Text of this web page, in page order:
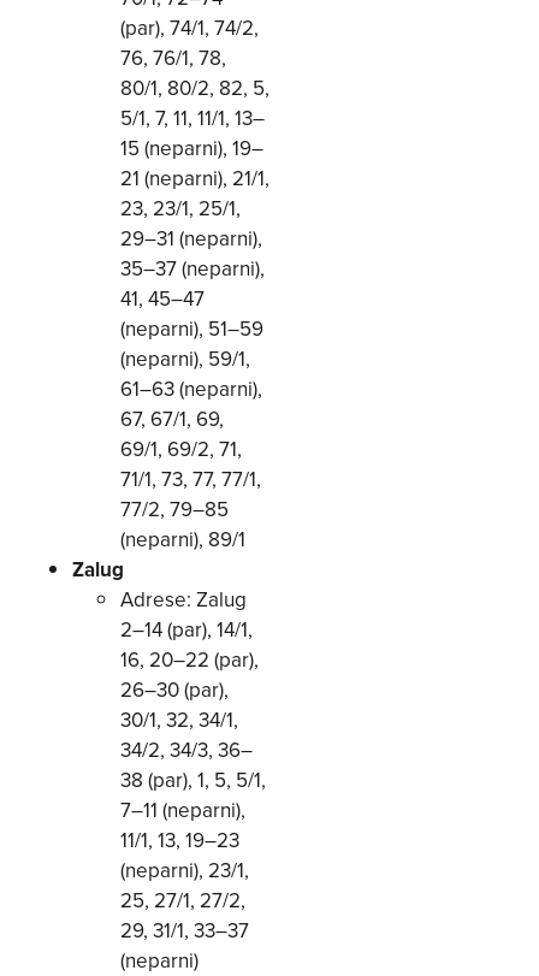
(par), 74/1, 74/2,
76, 76/1, 78,
80/1, 80/2, 82, 5,
5/1, 7, 11, 11/1, 13–
15 (neparni), 19–
21 (neparni), 21/1,
23, 23/1, 25/1,
29–31 (neparni),
35–37 (neparni),
41, 45–47
(neparni), 51–59
(neparni), 59/1,
61–63 (neparni),
67, 67/1, 69,
69/1, 69/2, 71,
71/1, 73, 77, 77/1,
77/2, 79–85
(neparni), 89/1
Zalug
Adrese: Zalug
2–14 (par), 14/1,
16, 20–22 (par),
26–30 (par),
30/1, 32, 34/1,
34/2, 34/3, 36–
38 (par), 1, 5, 5/1,
7–11 (neparni),
11/1, 13, 19–23
(neparni), 23/1,
25, 27/1, 27/2,
29, 31/1, 33–37
(neparni)